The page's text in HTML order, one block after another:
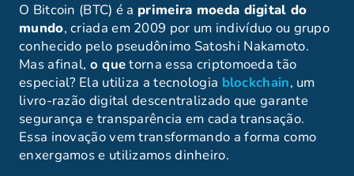
O Bitcoin (BTC) é a primeira moeda digital do
mundo, criada em 2009 por um indivíduo ou grupo
conhecido pelo pseudônimo Satoshi Nakamoto.
Mas afinal, o quetorna essa criptomoeda tão
especial? Ela utiliza a tecnologia blockchain, um
livro-razão digital descentralizado que garante
segurança e transparência em cada transação.
Essa inovação vem transformando a forma como
enxergamos e utilizamos dinheiro.